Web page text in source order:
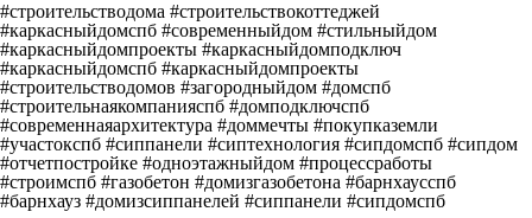
#строительстводома #строительствокоттеджей
#каркасныйдомспб #современныйдом #стильныйдом
#каркасныйдомпроекты #каркасныйдомподключ
#каркасныйдомспб #каркасныйдомпроекты
#строительстводомов #загородныйдом #домспб
#строительнаякомпанияспб #домподключспб
#современнаяархитектура #доммечты #покупказемли
#участокспб #сиппанели #сиптехнология #сипдомспб #сипдом
#отчетпостройке #одноэтажныйдом #процессработы
#строимспб #газобетон #домизгазобетона #барнхаусспб
#барнхауз #домизсиппанелей #сиппанели #сипдомспб